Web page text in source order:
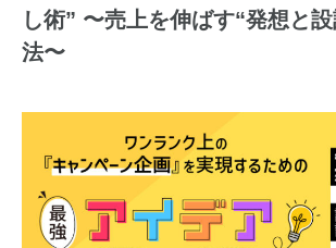
し術” 〜売上を伸ばす“発想と
法〜